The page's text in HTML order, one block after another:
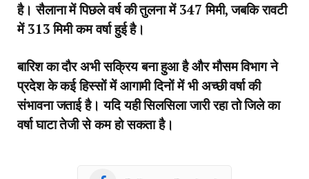
है। सैलाना में पिछले वर्ष की तुलना में 347 मिमी, जबकि रावटी
में 313 मिमी कम वर्षा हुई है।
बारिश का दौर अभी सक्रिय बना हुआ है और मौसम विभाग ने
प्रदेश के कई हिस्सों में आगामी दिनों में भी अच्छी वर्षा की
संभावना जताई है। यदि यही सिलसिला जारी रहा तो जिले का
वर्षा घाटा तेजी से कम हो सकता है।